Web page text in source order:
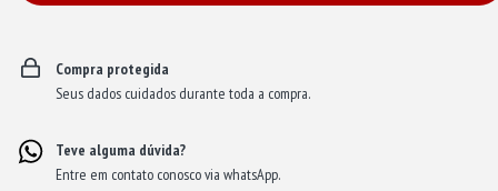
Compra protegida
Seus dados cuidados durante toda a compra.
Teve alguma dúvida?
Entre em contato conosco via whatsApp.